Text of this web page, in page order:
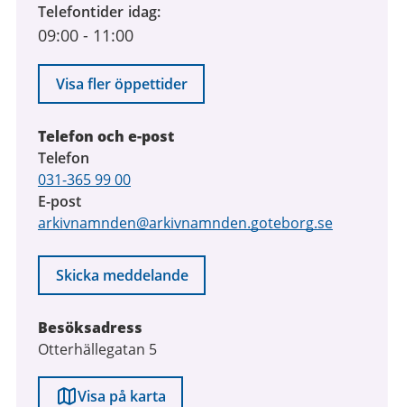
2026
Telefontider idag
09:00 - 11:00
Visa fler öppettider
Telefon och e-post
Telefon
031-365 99 00
E-post
arkivnamnden@arkivnamnden.goteborg.se
Skicka meddelande
Besöksadress
Otterhällegatan 5
Visa på karta